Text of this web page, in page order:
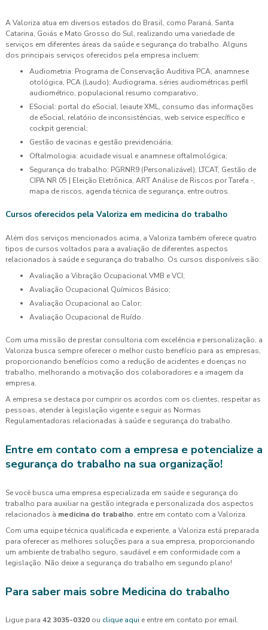
A Valoriza atua em diversos estados do Brasil, como Paraná, Santa
Catarina, Goiás e Mato Grosso do Sul, realizando uma variedade de
serviços em diferentes áreas da saúde e segurança do trabalho. Alguns
dos principais serviços oferecidos pela empresa incluem:
Audiometria: Programa de Conservação Auditiva PCA, anamnese
otológica, PCA (Laudo); Audiograma, séries audiométricas perfil
audiométrico, populacional resumo comparativo;
eSocial: portal do eSocial, leiaute XML, consumo das informações
de eSocial, relatório de inconsistências, web service específico e
cockpit gerencial;
Gestão de vacinas e gestão previdenciária;
Oftalmologia: acuidade visual e anamnese oftalmológica;
Segurança do trabalho: PGRNR9 (Personalizável), LTCAT, Gestão de
CIPA NR 05 | Eleição Eletrônica, ART Análise de Riscos por Tarefa -,
mapa de riscos, agenda técnica de segurança, entre outros.
Cursos oferecidos pela Valoriza em medicina do trabalho
Além dos serviços mencionados acima, a Valoriza também oferece quatro
tipos de cursos voltados para a avaliação de diferentes aspectos
relacionados à saúde e segurança do trabalho. Os cursos disponíveis são:
Avaliação a Vibração Ocupacional VMB e VCI;
Avaliação Ocupacional Químicos Básico;
Avaliação Ocupacional ao Calor;
Avaliação Ocupacional de Ruído.
Com uma missão de prestar consultoria com excelência e personalização, a
Valoriza busca sempre oferecer o melhor custo benefício para as empresas,
proporcionando benefícios como a redução de acidentes e doenças no
trabalho, melhorando a motivação dos colaboradores e a imagem da
empresa.
A empresa se destaca por cumprir os acordos com os clientes, respeitar as
pessoas, atender à legislação vigente e seguir as Normas
Regulamentadoras relacionadas à saúde e segurança do trabalho.
Entre em contato com a empresa e potencialize a
segurança do trabalho na sua organização!
Se você busca uma empresa especializada em saúde e segurança do
trabalho para auxiliar na gestão integrada e personalizada dos aspectos
relacionados à medicina do trabalho, entre em contato com a Valoriza.
Com uma equipe técnica qualificada e experiente, a Valoriza está preparada
para oferecer as melhores soluções para a sua empresa, proporcionando
um ambiente de trabalho seguro, saudável e em conformidade com a
legislação. Não deixe a segurança do trabalho em segundo plano!
Para saber mais sobre Medicina do trabalho
Ligue para 42 3035-0320 ou clique aqui e entre em contato por email.